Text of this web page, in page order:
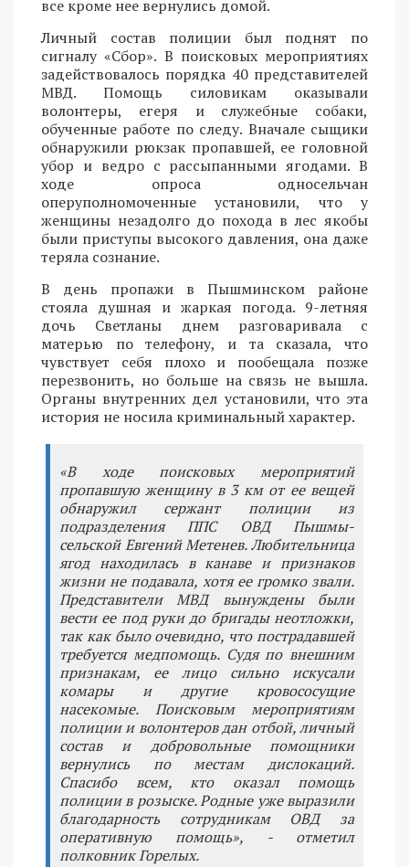
все кроме нее вернулись домой.
Личный состав полиции был поднят по
сигналу «Сбор». В поисковых мероприятиях
задействовалось порядка 40 представителей
МВД. Помощь силовикам оказывали
волонтеры, егеря и служебные собаки,
обученные работе по следу. Вначале сыщики
обнаружили рюкзак пропавшей, ее головной
убор и ведро с рассыпанными ягодами. В
ходе опроса односельчан
оперуполномоченные установили, что у
женщины незадолго до похода в лес якобы
были приступы высокого давления, она даже
теряла сознание.
В день пропажи в Пышминском районе
стояла душная и жаркая погода. 9-летняя
дочь Светланы днем разговаривала с
матерью по телефону, и та сказала, что
чувствует себя плохо и пообещала позже
перезвонить, но больше на связь не вышла.
Органы внутренних дел установили, что эта
история не носила криминальный характер.
«В ходе поисковых мероприятий
пропавшую женщину в 3 км от ее вещей
обнаружил сержант полиции из
подразделения ППС ОВД Пышмы-
сельской Евгений Метенев. Любительница
ягод находилась в канаве и признаков
жизни не подавала, хотя ее громко звали.
Представители МВД вынуждены были
вести ее под руки до бригады неотложки,
так как было очевидно, что пострадавшей
требуется медпомощь. Судя по внешним
признакам, ее лицо сильно искусали
комары и другие кровососущие
насекомые. Поисковым мероприятиям
полиции и волонтеров дан отбой, личный
состав и добровольные помощники
вернулись по местам дислокаций.
Спасибо всем, кто оказал помощь
полиции в розыске. Родные уже выразили
благодарность сотрудникам ОВД за
оперативную помощь», - отметил
полковник Горелых.